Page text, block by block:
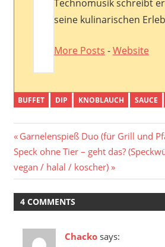
Technomusik schreibt
seine kulinarischen
More Posts -Website
BUFFET DIP KNOBLAUCH SAUCE
Post
navigation
Previous
Post:
Garnelenspieß Duo (für Grill und
Next
Post:
Speck ohne Tier – geht das?
vegan / halal / koscher)
4 COMMENTS
Chacko says: